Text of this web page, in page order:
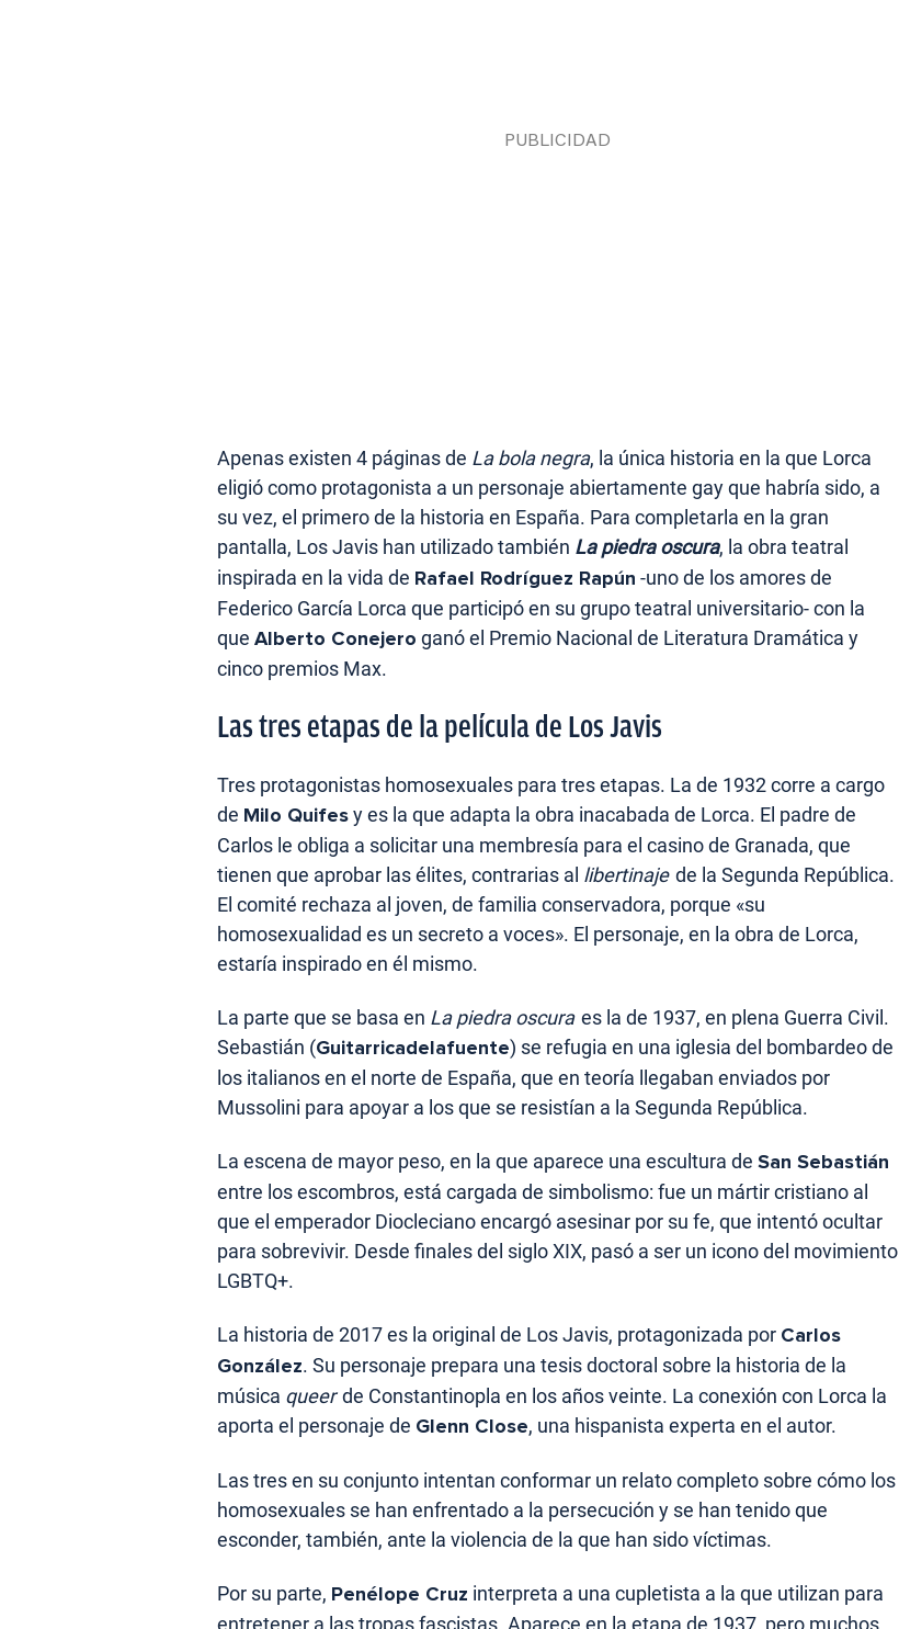
Apenas existen 4 páginas de La bola negra, la única historia en la que Lorca
eligió como protagonista a un personaje abiertamente gay que habría sido, a
su vez, el primero de la historia en España. Para completarla en la gran
pantalla, Los Javis han utilizado también La piedra oscura, la obra teatral
inspirada en la vida de Rafael Rodríguez Rapún -uno de los amores de
Federico García Lorca que participó en su grupo teatral universitario- con la
que Alberto Conejero ganó el Premio Nacional de Literatura Dramática y
cinco premios Max.
Las tres etapas de la película de Los Javis
Tres protagonistas homosexuales para tres etapas. La de 1932 corre a cargo
de Milo Quifesy es la que adapta la obra inacabada de Lorca. El padre de
Carlos le obliga a solicitar una membresía para el casino de Granada, que
tienen que aprobar las élites, contrarias al libertinaje de la Segunda República.
El comité rechaza al joven, de familia conservadora, porque «su
homosexualidad es un secreto a voces». El personaje, en la obra de Lorca,
estaría inspirado en él mismo.
La parte que se basa en La piedra oscura es la de 1937, en plena Guerra Civil.
Sebastián (Guitarricadelafuente) se refugia en una iglesia del bombardeo de
los italianos en el norte de España, que en teoría llegaban enviados por
Mussolini para apoyar a los que se resistían a la Segunda República.
La escena de mayor peso, en la que aparece una escultura de San Sebastián
entre los escombros, está cargada de simbolismo: fue un mártir cristiano al
que el emperador Diocleciano encargó asesinar por su fe, que intentó ocultar
para sobrevivir. Desde finales del siglo XIX, pasó a ser un icono del movimiento
LGBTQ+.
La historia de 2017 es la original de Los Javis, protagonizada por Carlos
González. Su personaje prepara una tesis doctoral sobre la historia de la
música queerde Constantinopla en los años veinte. La conexión con Lorca la
aporta el personaje de Glenn Close, una hispanista experta en el autor.
Las tres en su conjunto intentan conformar un relato completo sobre cómo los
homosexuales se han enfrentado a la persecución y se han tenido que
esconder, también, ante la violencia de la que han sido víctimas.
Por su parte, Penélope Cruz interpreta a una cupletista a la que utilizan para
entretener a las tropas fascistas. Aparece en la etapa de 1937, pero muchos